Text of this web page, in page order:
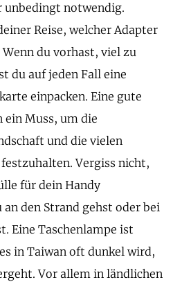
unbedingt notwendig.
Reise, welcher Adapter
du vorhast, viel zu
du auf jeden Fall eine
einpacken. Eine gute
ein Muss, um die
und die vielen
Vergiss nicht,
für dein Handy
den Strand gehst oder bei
Eine Taschenlampe ist
in Taiwan oft dunkel wird,
Vor allem in ländlichen